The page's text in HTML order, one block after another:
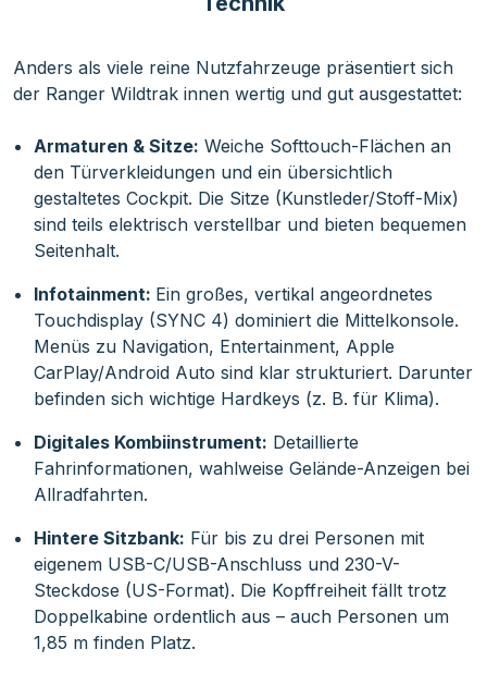
Anders als viele reine Nutzfahrzeuge präsentiert sich
der Ranger Wildtrak innen wertig und gut ausgestattet:
Armaturen & Sitze: Weiche Softtouch-Flächen an
den Türverkleidungen und ein übersichtlich
gestaltetes Cockpit. Die Sitze (Kunstleder/Stoff-Mix)
sind teils elektrisch verstellbar und bieten bequemen
Seitenhalt.
Infotainment: Ein großes, vertikal angeordnetes
Touchdisplay (SYNC 4) dominiert die Mittelkonsole.
Menüs zu Navigation, Entertainment, Apple
CarPlay/Android Auto sind klar strukturiert. Darunter
befinden sich wichtige Hardkeys (z. B. für Klima).
Digitales Kombiinstrument: Detaillierte
Fahrinformationen, wahlweise Gelände-Anzeigen bei
Allradfahrten.
Hintere Sitzbank: Für bis zu drei Personen mit
eigenem USB-C/USB-Anschluss und 230-V-
Steckdose (US-Format). Die Kopffreiheit fällt trotz
Doppelkabine ordentlich aus – auch Personen um
1,85 m finden Platz.